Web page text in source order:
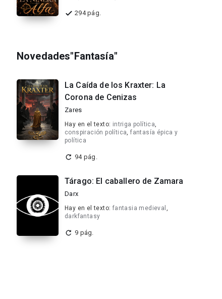
294 pág.
Novedades"Fantasía"
La Caída de los Kraxter: La
Corona de Cenizas
Zares
Hay en el texto: intriga política,
conspiración política,fantasía épica y
política
94 pág.
Tárago: El caballero de Zamara
Darx
Hay en el texto: fantasia medieval ,
darkfantasy
9 pág.